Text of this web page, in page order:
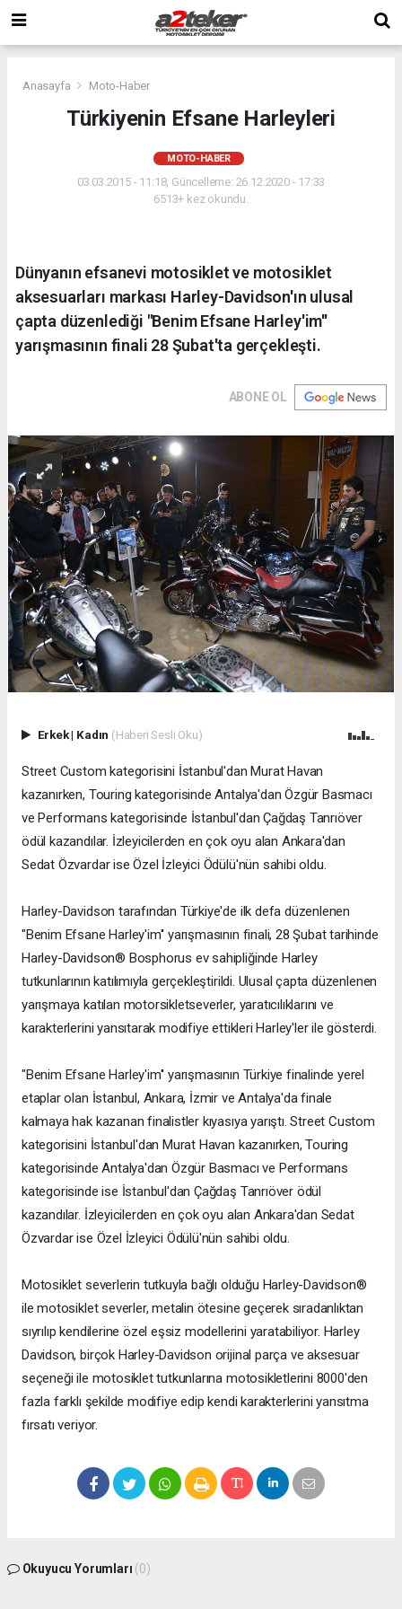
Anasayfa Moto-Haber
Türkiyenin Efsane Harleyleri
MOTO-HABER
03.03.2015 - 11:18, Güncelleme: 26.12.2020 - 17:33
6513+ kez okundu.
Dünyanın efsanevi motosiklet ve motosiklet
aksesuarları markası Harley-Davidson'ın ulusal
çapta düzenlediği "Benim Efsane Harley'im''
yarışmasının finali 28 Şubat'ta gerçekleşti.
ABONE OL
Erkek| Kadın (Haberi Sesli Oku)
Street Custom kategorisini İstanbul'dan Murat Havan
kazanırken, Touring kategorisinde Antalya'dan Özgür Basmacı
ve Performans kategorisinde İstanbul'dan Çağdaş Tanrıöver
ödül kazandılar. İzleyicilerden en çok oyu alan Ankara'dan
Sedat Özvardar ise Özel İzleyici Ödülü'nün sahibi oldu.
Harley-Davidson tarafından Türkiye'de ilk defa düzenlenen
"Benim Efsane Harley'im'' yarışmasının finali, 28 Şubat tarihinde
Harley-Davidson® Bosphorus ev sahipliğinde Harley
tutkunlarının katılımıyla gerçekleştirildi. Ulusal çapta düzenlenen
yarışmaya katılan motorsikletseverler, yaratıcılıklarını ve
karakterlerini yansıtarak modifiye ettikleri Harley'ler ile gösterdi.
"Benim Efsane Harley'im'' yarışmasının Türkiye finalinde yerel
etaplar olan İstanbul, Ankara, İzmir ve Antalya'da finale
kalmaya hak kazanan finalistler kıyasıya yarıştı. Street Custom
kategorisini İstanbul'dan Murat Havan kazanırken, Touring
kategorisinde Antalya'dan Özgür Basmacı ve Performans
kategorisinde ise İstanbul'dan Çağdaş Tanrıöver ödül
kazandılar. İzleyicilerden en çok oyu alan Ankara'dan Sedat
Özvardar ise Özel İzleyici Ödülü'nün sahibi oldu.
Motosiklet severlerin tutkuyla bağlı olduğu Harley-Davidson®
ile motosiklet severler, metalin ötesine geçerek sıradanlıktan
sıyrılıp kendilerine özel eşsiz modellerini yaratabiliyor. Harley
Davidson, birçok Harley-Davidson orijinal parça ve aksesuar
seçeneği ile motosiklet tutkunlarına motosikletlerini 8000'den
fazla farklı şekilde modifiye edip kendi karakterlerini yansıtma
fırsatı veriyor.
Okuyucu Yorumları (0)